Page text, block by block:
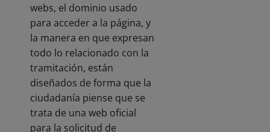
webs, el dominio usado
para acceder a la página, y
la manera en que expresan
todo lo relacionado con la
tramitación, están
diseñados de forma que la
ciudadanía piense que se
trata de una web oficial
para la solicitud de